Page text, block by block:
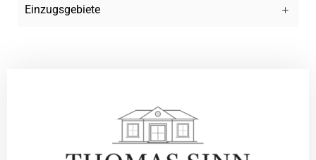
Einzugsgebiete